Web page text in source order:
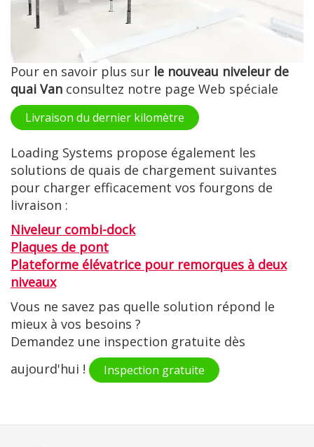
Pour en savoir plus sur le nouveau niveleur de
quai Van consultez notre page Web spéciale
Livraison du dernier kilomètre
Loading Systems propose également les
solutions de quais de chargement suivantes
pour charger efficacement vos fourgons de
livraison :
Niveleur combi-dock
Plaques de pont
Plateforme élévatrice pour remorques à deux
niveaux
Vous ne savez pas quelle solution répond le
mieux à vos besoins ?
Demandez une inspection gratuite dès
aujourd'hui !
Inspection gratuite